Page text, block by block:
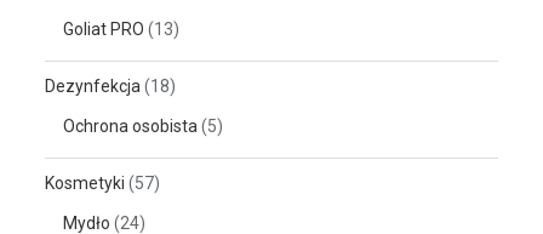
Goliat PRO (13)
Dezynfekcja (18)
Ochrona osobista (5)
Kosmetyki (57)
Mydło (24)